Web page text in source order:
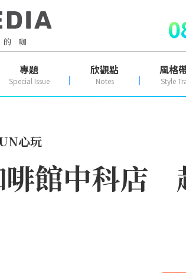
專題
Special Issue
欣觀點
Notes
風格
Style
心玩
啡館中科店